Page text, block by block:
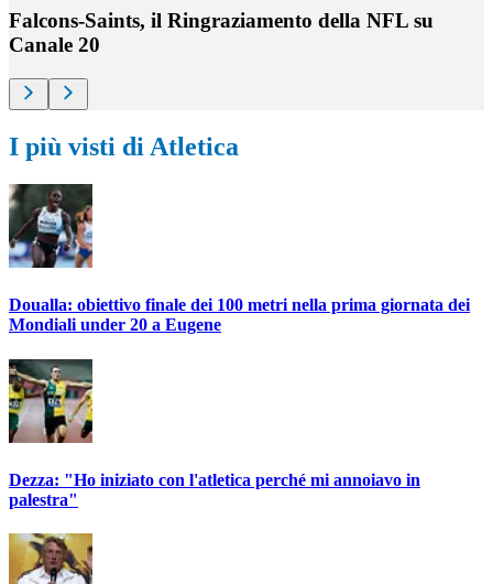
Falcons-Saints, il Ringraziamento della NFL su
Canale 20
I più visti di Atletica
Doualla: obiettivo finale dei 100 metri nella prima giornata dei
Mondiali under 20 a Eugene
Dezza: "Ho iniziato con l'atletica perché mi annoiavo in
palestra"